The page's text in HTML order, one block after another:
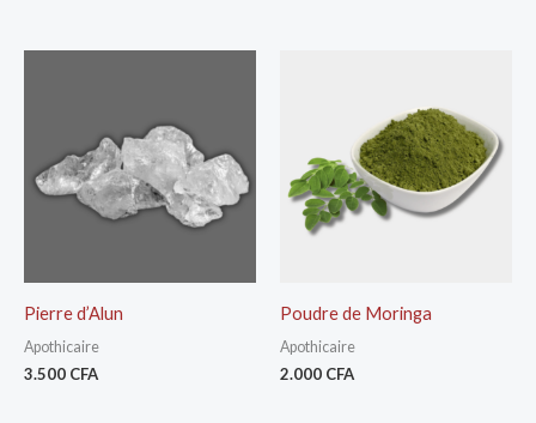
Pierre d’Alun
Apothicaire
3.500 CFA
Poudre de Moringa
Apothicaire
2.000 CFA